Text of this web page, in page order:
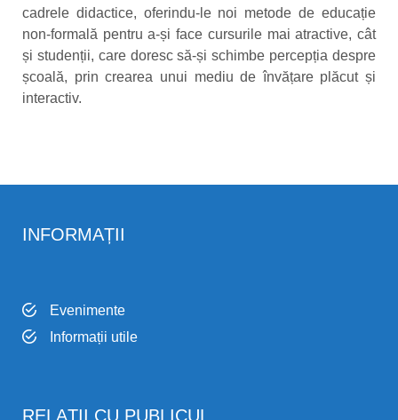
cadrele didactice, oferindu-le noi metode de educație
non-formală pentru a-și face cursurile mai atractive, cât
și studenții, care doresc să-și schimbe percepția despre
școală, prin crearea unui mediu de învățare plăcut și
interactiv.
INFORMAȚII
Evenimente
Informații utile
RELAȚII CU PUBLICUL